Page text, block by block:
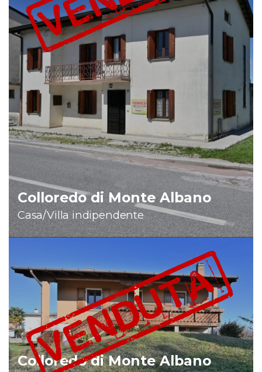
Colloredo di Monte Albano
Casa/Villa indipendente
Colloredo di Monte Albano